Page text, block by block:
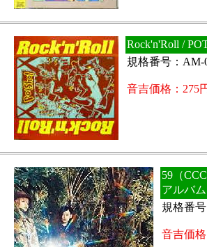
Rock'n'Roll /
規格番号：AM-
音吉価格：275
59（
アルバム
規格番
音吉価格